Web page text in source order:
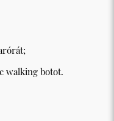
walking botot.